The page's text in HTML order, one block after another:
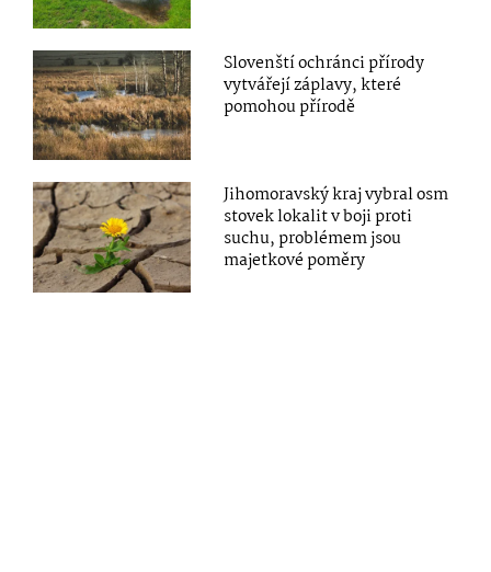
Slovenští ochránci přírody
vytvářejí záplavy, které
pomohou přírodě
Jihomoravský kraj vybral osm
stovek lokalit v boji proti
suchu, problémem jsou
majetkové poměry